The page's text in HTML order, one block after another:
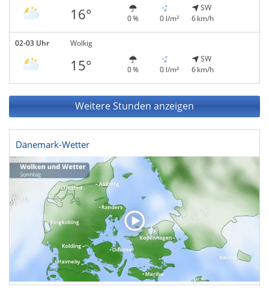
16° 0 % 0 l/m²
SW
6 km/h
02-03 Uhr Wolkig
15° 0 % 0 l/m²
SW
6 km/h
Weitere Stunden anzeigen
Dänemark-Wetter